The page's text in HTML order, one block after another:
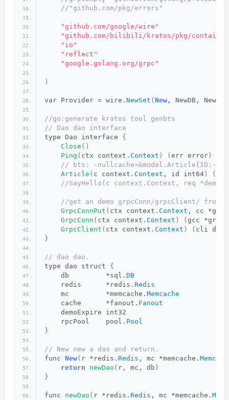
//"github.com/pkg/errors"
"github.com/google/wire"
"github.com/bilibili/kratos/pkg/
"io"
"reflect"
"google.golang.org/grpc"
)
var Provider = wire. NewSet ( New , NewDB,
//go:generate kratos tool genbts
// Dao dao interface
type Dao interface {
Close ()
Ping ( ctx context. Context ) ( err error )
// bts: -nullcache=&model.Article{ID:-1} -
Article ( c context. Context , id int64 ) (
//SayHello(c context.Context, req
//get an demo grpcConn/grpcClient/ from
GrpcConnPut ( ctx context. Context , cc
GrpcConn ( ctx context. Context ) ( gcc *grpc.
GrpcClient ( ctx context. Context ) ( cli
}
// dao dao.
type dao struct {
    db         *sql.
DB
    redis      *redis.
Redis
    mc         *memcache.
Memcache
    cache      *fanout.
Fanout
    demoExpire int32
    rpcPool    pool.
Pool
}
// New new a dao and return.
func New( r *redis. Redis , mc *memcache.
return
newDao ( r, mc, db )
}
func newDao ( r *redis. Redis , mc *memcache.